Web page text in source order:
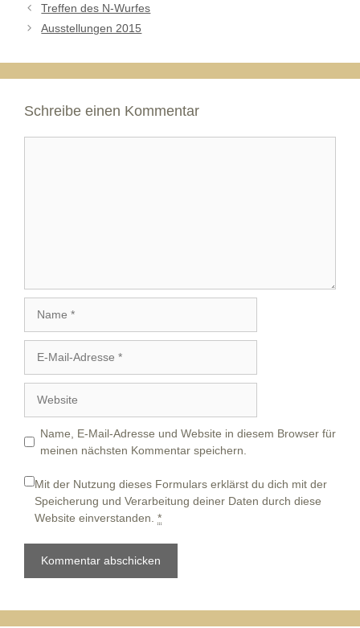
Treffen des N-Wurfes
Ausstellungen 2015
Schreibe einen Kommentar
Mail-
Adresse
Name, E-Mail-Adresse und Website in diesem Browser für
meinen nächsten Kommentar speichern.
Mit der Nutzung dieses Formulars erklärst du dich mit der
Speicherung und Verarbeitung deiner Daten durch diese
Website einverstanden. *